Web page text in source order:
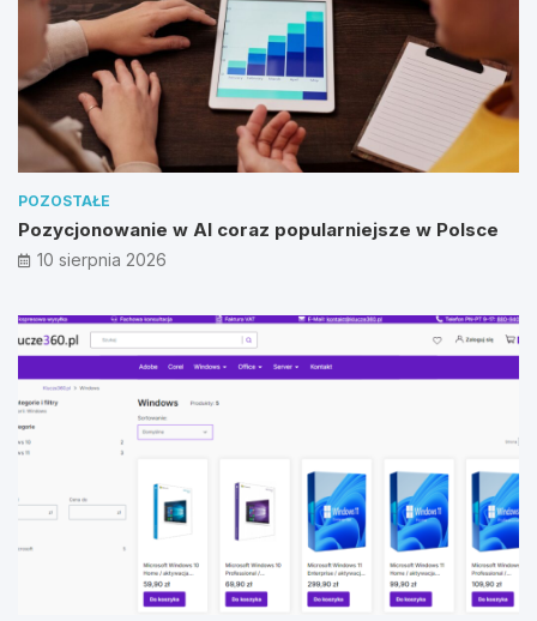
POZOSTAŁE
Pozycjonowanie w AI coraz popularniejsze w Polsce
10 sierpnia 2026